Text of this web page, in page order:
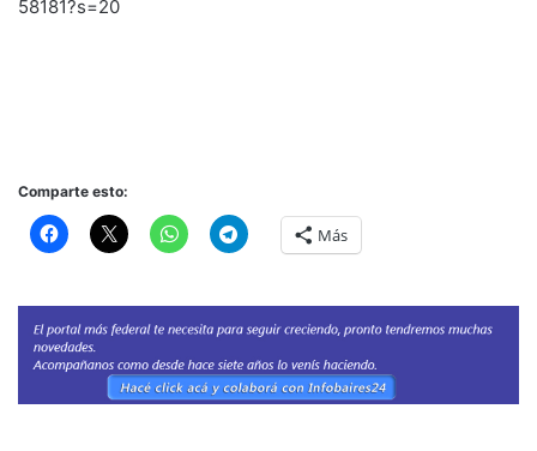
58181?s=20
Comparte esto:
Más